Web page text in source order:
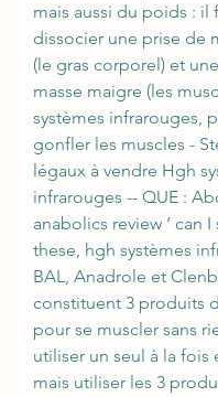
mais aussi du poids : il
dissocier une prise de
(le gras corporel) et
masse maigre (les
systèmes infrarouges,
gonfler les muscles -
légaux à vendre Hgh
infrarouges -- QUE :
anabolics review ‘ can I
these, hgh systèmes
BAL, Anadrole et
constituent 3 produits
pour se muscler sans
utiliser un seul à la fois
mais utiliser les 3